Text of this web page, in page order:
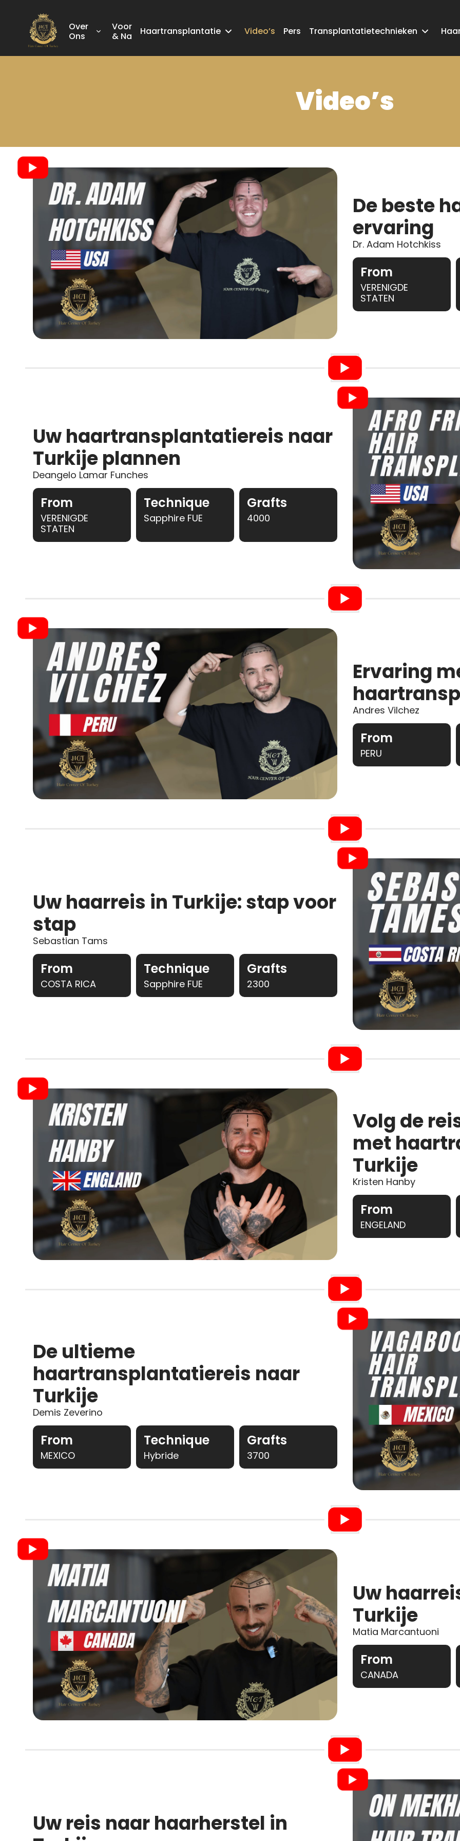
Over
Ons
Voor
& Na
Haartransplantatie Video’s Pers Transplantatietechnieken
Video’s
De beste
ervaring
Dr. Adam Hotchkiss
From
VERENIGDE
STATEN
Uw haartransplantatiereis naar
Turkije plannen
Deangelo Lamar Funches
From
VERENIGDE
STATEN
Technique
Sapphire FUE
Grafts
4000
Ervaring
Andres Vilchez
From
PERU
Uw haarreis in Turkije: stap voor
stap
Sebastian Tams
From
COSTA RICA
Technique
Sapphire FUE
Grafts
2300
Volg de
met
Turkije
Kristen Hanby
From
ENGELAND
De ultieme
haartransplantatiereis naar
Turkije
Demis Zeverino
From
MEXICO
Technique
Hybride
Grafts
3700
Uw
Turkije
Matia Marcantuoni
From
CANADA
Uw reis naar haarherstel in